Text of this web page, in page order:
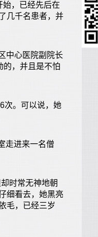
始，已经先后在
几千名患者，并
中心医院副院长
的，并且是不怕
次。可以说，她
走进来一名僧
时常无神地朝
细看去，她黑亮
毛，已经三岁